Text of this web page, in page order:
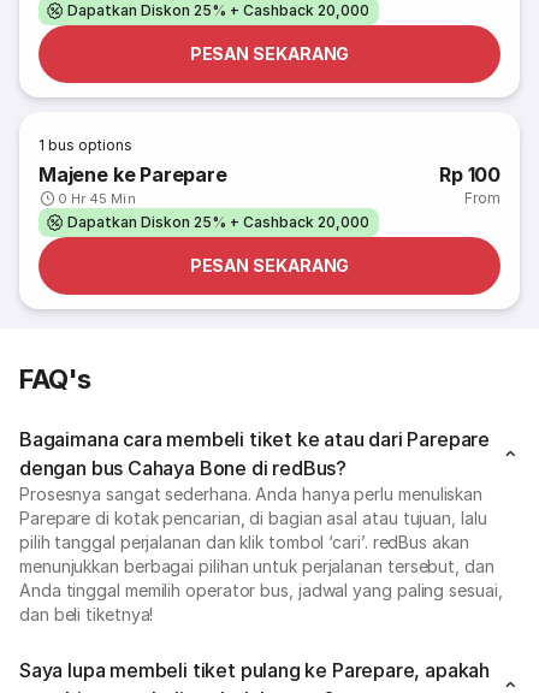
Dapatkan Diskon 25% + Cashback 20,000
PESAN SEKARANG
1 bus options
Majene ke Parepare
0 Hr 45 Min
Rp 100
From
Dapatkan Diskon 25% + Cashback 20,000
PESAN SEKARANG
FAQ's
Bagaimana cara membeli tiket ke atau dari Parepare
dengan bus Cahaya Bone di redBus?
Prosesnya sangat sederhana. Anda hanya perlu menuliskan
Parepare di kotak pencarian, di bagian asal atau tujuan, lalu
pilih tanggal perjalanan dan klik tombol ‘cari’. redBus akan
menunjukkan berbagai pilihan untuk perjalanan tersebut, dan
Anda tinggal memilih operator bus, jadwal yang paling sesuai,
dan beli tiketnya!
Saya lupa membeli tiket pulang ke Parepare, apakah